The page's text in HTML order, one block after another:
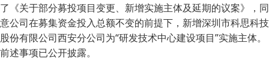
了《关于部分募投项目变更、新增实施主体及延期的议案》，同
意公司在募集资金投入总额不变的前提下，新增深圳市科思科技
股份有限公司西安分公司为“研发技术中心建设项目”实施主体。
前述事项已公开披露。